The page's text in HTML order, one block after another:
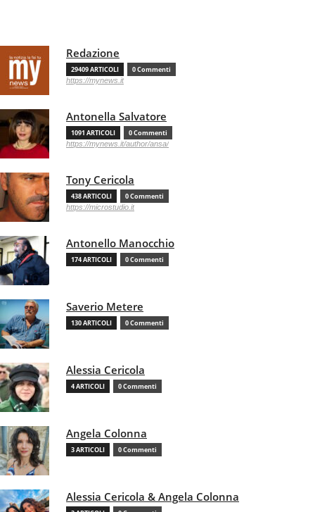
Redazione
29409 ARTICOLI 0 Commenti
https://mynews.it
Antonella Salvatore
1091 ARTICOLI 0 Commenti
https://mynews.it/author/ansa/
Tony Cericola
438 ARTICOLI 0 Commenti
https://microstudio.it
Antonello Manocchio
174 ARTICOLI 0 Commenti
Saverio Metere
130 ARTICOLI 0 Commenti
Alessia Cericola
4 ARTICOLI 0 Commenti
Angela Colonna
3 ARTICOLI 0 Commenti
Alessia Cericola & Angela Colonna